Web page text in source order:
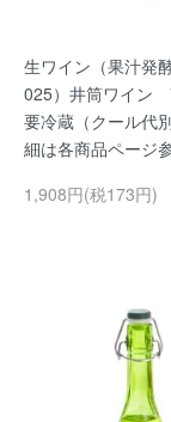
生ワイン（果汁発
025）井筒ワイ
要冷蔵（クール代
細は各商品ページ参
1,908円(税173円)